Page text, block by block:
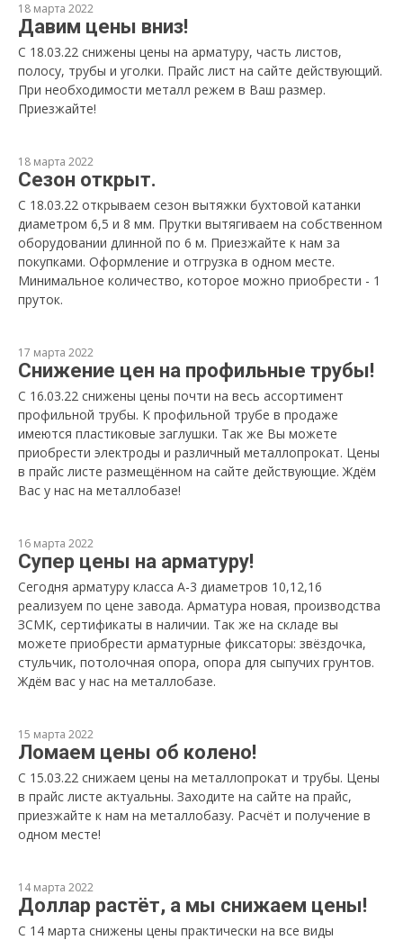
18 марта 2022
Давим цены вниз!
С 18.03.22 снижены цены на арматуру, часть листов,
полосу, трубы и уголки. Прайс лист на сайте действующий.
При необходимости металл режем в Ваш размер.
Приезжайте!
18 марта 2022
Сезон открыт.
С 18.03.22 открываем сезон вытяжки бухтовой катанки
диаметром 6,5 и 8 мм. Прутки вытягиваем на собственном
оборудовании длинной по 6 м. Приезжайте к нам за
покупками. Оформление и отгрузка в одном месте.
Минимальное количество, которое можно приобрести - 1
пруток.
17 марта 2022
Снижение цен на профильные трубы!
С 16.03.22 снижены цены почти на весь ассортимент
профильной трубы. К профильной трубе в продаже
имеются пластиковые заглушки. Так же Вы можете
приобрести электроды и различный металлопрокат. Цены
в прайс листе размещённом на сайте действующие. Ждём
Вас у нас на металлобазе!
16 марта 2022
Супер цены на арматуру!
Сегодня арматуру класса А-3 диаметров 10,12,16
реализуем по цене завода. Арматура новая, производства
ЗСМК, сертификаты в наличии. Так же на складе вы
можете приобрести арматурные фиксаторы: звёздочка,
стульчик, потолочная опора, опора для сыпучих грунтов.
Ждём вас у нас на металлобазе.
15 марта 2022
Ломаем цены об колено!
С 15.03.22 снижаем цены на металлопрокат и трубы. Цены
в прайс листе актуальны. Заходите на сайте на прайс,
приезжайте к нам на металлобазу. Расчёт и получение в
одном месте!
14 марта 2022
Доллар растёт, а мы снижаем цены!
С 14 марта снижены цены практически на все виды